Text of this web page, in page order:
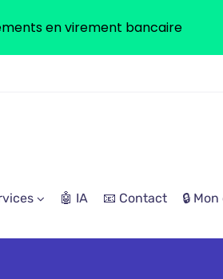
🤖 IA 📧 Contact 🔒
en virement bancaire